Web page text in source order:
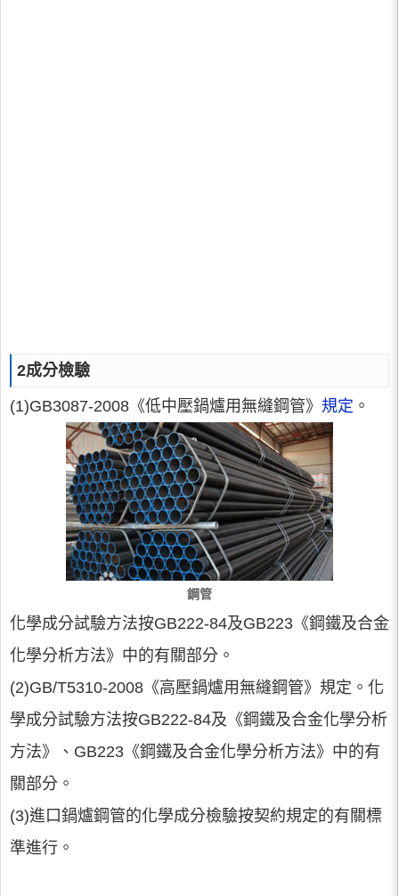
2成分檢驗
(1)GB3087-2008《低中壓鍋爐用無縫鋼管》 規定 。
鋼管
化學成分試驗方法按GB222-84及GB223《鋼鐵及合金
化學分析方法》中的有關部分。
(2)GB/T5310-2008《高壓鍋爐用無縫鋼管》規定。化
學成分試驗方法按GB222-84及《鋼鐵及合金化學分析
方法》、GB223《鋼鐵及合金化學分析方法》中的有
關部分。
(3)進口鍋爐鋼管的化學成分檢驗按契約規定的有關標
準進行。